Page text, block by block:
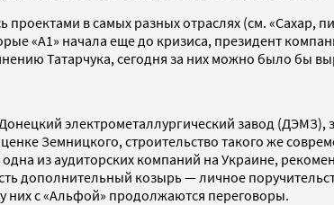
проектами в самых разных отраслях (см.
«А1» начала еще до кризиса, президент
Татарчука, сегодня за них можно было бы
электрометаллургический завод
Земницкого, строительство такого же
из аудиторских компаний на Украине,
дополнительный козырь — личное
них с «Альфой» продолжаются переговоры.